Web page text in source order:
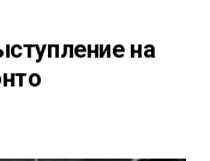
на